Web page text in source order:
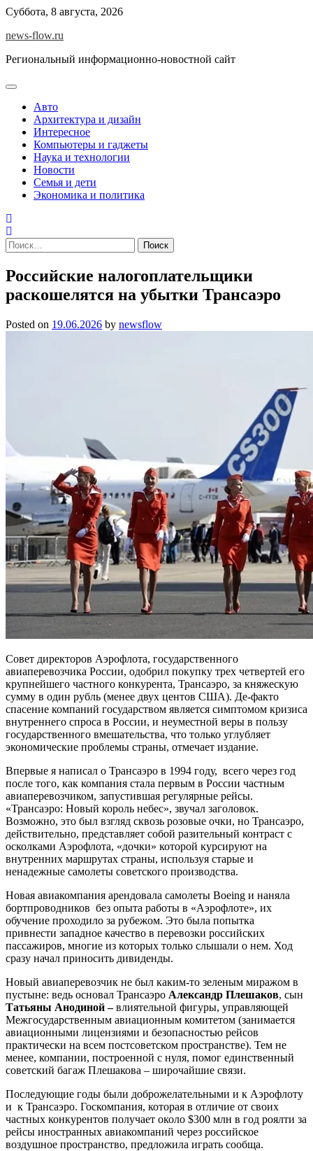
Skip
content
Суббота, 8 августа, 2026
news-flow.ru
Региональный информационно-новостной сайт
Авто
Архитектура и дизайн
Интересное
Компьютеры и гаджеты
Наука и технологии
Новости
Семья и дети
Экономика и политика
Найти:
Российские налогоплательщики
раскошелятся на убытки Трансаэро
Posted on 19.06.2026 by newsflow
Совет директоров Аэрофлота, государственного
авиаперевозчика России, одобрил покупку трех четвертей его
крупнейшего частного конкурента, Трансаэро, за княжескую
сумму в один рубль (менее двух центов США). Де-факто
спасение компаний государством является симптомом кризиса
внутреннего спроса в России, и неуместной веры в пользу
государственного вмешательства, что только углубляет
экономические проблемы страны, отмечает издание.
Впервые я написал о Трансаэро в 1994 году, всего через год
после того, как компания стала первым в России частным
авиаперевозчиком, запустившая регулярные рейсы.
«Трансаэро: Новый король небес», звучал заголовок.
Возможно, это был взгляд сквозь розовые очки, но Трансаэро,
действительно, представляет собой разительный контраст с
осколками Аэрофлота, «дочки» которой курсируют на
внутренних маршрутах страны, используя старые и
ненадежные самолеты советского производства.
Новая авиакомпания арендовала самолеты Boeing и наняла
бортпроводников без опыта работы в «Аэрофлоте», их
обучение проходило за рубежом. Это была попытка
привнести западное качество в перевозки российских
пассажиров, многие из которых только слышали о нем. Ход
сразу начал приносить дивиденды.
Новый авиаперевозчик не был каким-то зеленым миражом в
пустыне: ведь основал Трансаэро Александр Плешаков, сын
Татьяны Анодиной –влиятельной фигуры, управляющей
Межгосударственным авиационным комитетом (занимается
авиационными лицензиями и безопасностью рейсов
практически на всем постсоветском пространстве). Тем не
менее, компании, построенной с нуля, помог единственный
советский багаж Плешакова – широчайшие связи.
Последующие годы были доброжелательными и к Аэрофлоту
и к Трансаэро. Госкомпания, которая в отличие от своих
частных конкурентов получает около $300 млн в год роялти за
рейсы иностранных авиакомпаний через российское
воздушное пространство, предложила играть сообща.